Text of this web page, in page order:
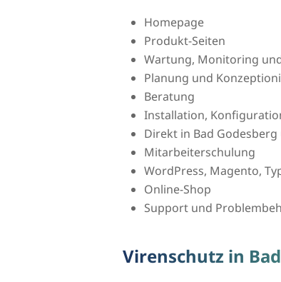
Homepage
Produkt-Seiten
Wartung, Monitoring
Planung und
Beratung
Installation,
Direkt in Bad
Mitarbeiterschulung
WordPress, Magento,
Online-Shop
Support und
Virenschutz in